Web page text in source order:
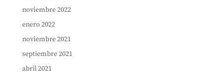
noviembre 2022
enero 2022
noviembre 2021
septiembre 2021
abril 2021